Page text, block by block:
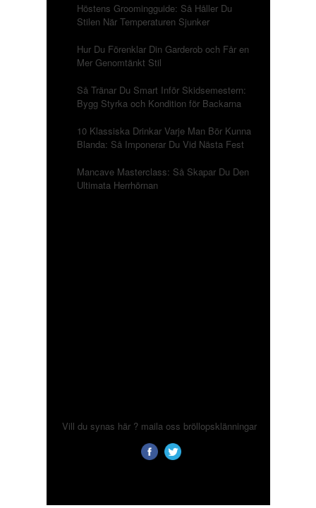
Höstens Groomingguide: Så Håller Du
Stilen När Temperaturen Sjunker
Hur Du Förenklar Din Garderob och Får en
Mer Genomtänkt Stil
Så Tränar Du Smart Inför Skidsemestern:
Bygg Styrka och Kondition för Backarna
10 Klassiska Drinkar Varje Man Bör Kunna
Blanda: Så Imponerar Du Vid Nästa Fest
Mancave Masterclass: Så Skapar Du Den
Ultimata Herrhörnan
Vill du synas här ? maila oss bröllopsklänningar